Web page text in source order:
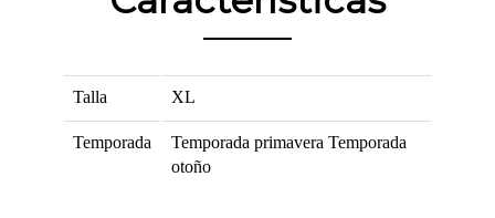
Talla XL
Temporada Temporada primavera Temporada
otoño